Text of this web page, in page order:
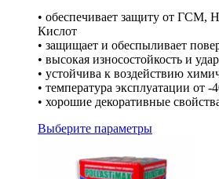
• обеспечивает защиту от ГСМ,
Кислот
• защищает и обеспыливает
• высокая износостойкость и
• устойчива к воздействию
• температура эксплуатации от -
• хорошие декоративные
Выберите параметры